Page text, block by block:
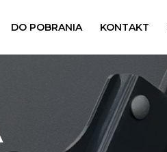
DO POBRANIA KONTAKT